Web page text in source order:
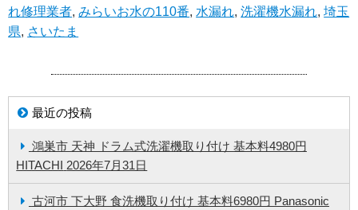
れ修理業者,みらいお水の110番, 水漏れ,洗濯機水漏れ,埼玉
県, さいたま
最近の投稿
鴻巣市 天神 ドラム式洗濯機取り付け 基本料4980円
HITACHI 2026年7月31日
古河市 下大野 食洗機取り付け 基本料6980円 Panasonic